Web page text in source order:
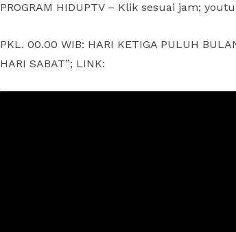
PROGRAM HIDUPTV – Klik sesuai jam;
PKL. 00.00 WIB: HARI KETIGA PULUH
HARI SABAT”; LINK: